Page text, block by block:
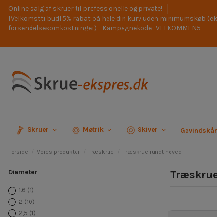
Online salg af skruer til professionelle og private!
[Velkomsttilbud] 5% rabat på hele din kurv uden minimumskøb
forsendelsesomkostninger) - Kampagnekode : VELKOMMEN5
Skruer Møtrik Skiver
Forside Vores produkter Træskrue Træskrue rundt hoved
Diameter
1.6 (1)
2 (10)
2,5 (1)